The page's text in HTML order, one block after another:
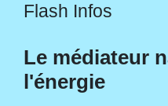
Flash Infos
Le médiateur
l'énergie